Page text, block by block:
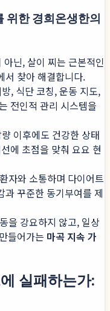
위한 경희온생한의
아닌, 살이 찌는 근본적인
서 찾아 해결합니다.
, 식단 코칭, 운동 지도,
전인적 관리 시스템을
이후에도 건강한 상태
에 초점을 맞춰 요요 현
자와 소통하며 다이어트
과 꾸준한 동기부여를 제
을 강요하지 않고, 일상
들어가는 마곡 지속 가
실패하는가: